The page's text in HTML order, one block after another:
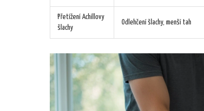
Přetížení Achillovy
šlachy
Odlehčení šlachy, menší tah